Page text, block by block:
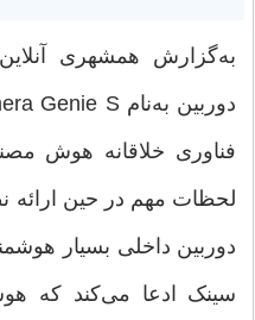
به‌گزارش همشهری
فناوری خلاقانه هوش
لحظات مهم در حین ارائه
دوربین داخلی بسیار
سینک ادعا می‌کند که